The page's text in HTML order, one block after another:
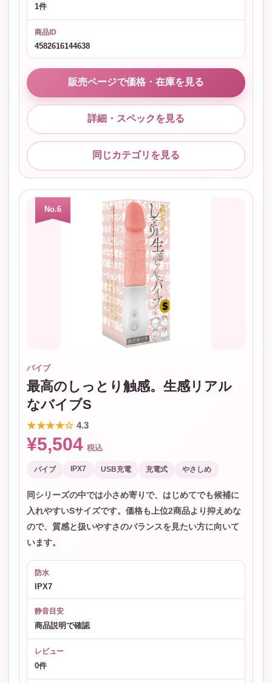
1件
商品ID
4582616144638
販売ページで価格・在庫を見る
詳細・スペックを見る
同じカテゴリを見る
No.6
バイブ
最高のしっとり触感。生感リアル
なバイブS
★★★★☆ 4.3
¥5,504 税込
バイブ IPX7 USB充電 充電式 やさしめ
同シリーズの中では小さめ寄りで、はじめてでも候補に
入れやすいSサイズです。価格も上位2商品より抑えめな
ので、質感と扱いやすさのバランスを見たい方に向いて
います。
防水
IPX7
静音目安
商品説明で確認
レビュー
0件